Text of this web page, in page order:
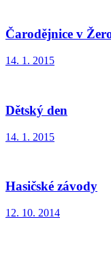
Čarodějnice v
14. 1. 2015
Dětský den
14. 1. 2015
Hasičské závody
12. 10. 2014